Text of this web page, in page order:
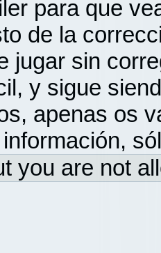
para que
de la
jugar sin
y sigue
apenas os
you are not